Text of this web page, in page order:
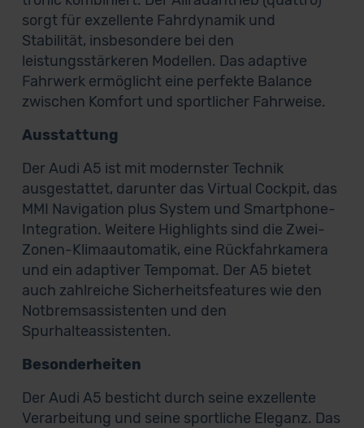
sorgt für exzellente Fahrdynamik und
Stabilität, insbesondere bei den
leistungsstärkeren Modellen. Das adaptive
Fahrwerk ermöglicht eine perfekte Balance
zwischen Komfort und sportlicher Fahrweise.
Ausstattung
Der Audi A5 ist mit modernster Technik
ausgestattet, darunter das Virtual Cockpit, das
MMI Navigation plus System und Smartphone-
Integration. Weitere Highlights sind die Zwei-
Zonen-Klimaautomatik, eine Rückfahrkamera
und ein adaptiver Tempomat. Der A5 bietet
auch zahlreiche Sicherheitsfeatures wie den
Notbremsassistenten und den
Spurhalteassistenten.
Besonderheiten
Der Audi A5 besticht durch seine exzellente
Verarbeitung und seine sportliche Eleganz. Das